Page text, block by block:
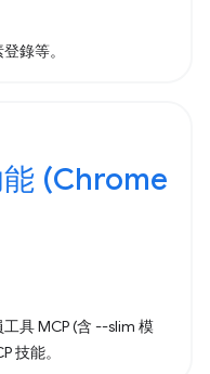
錄等。
(Chrome
具 MCP (含 --slim 模
技能。